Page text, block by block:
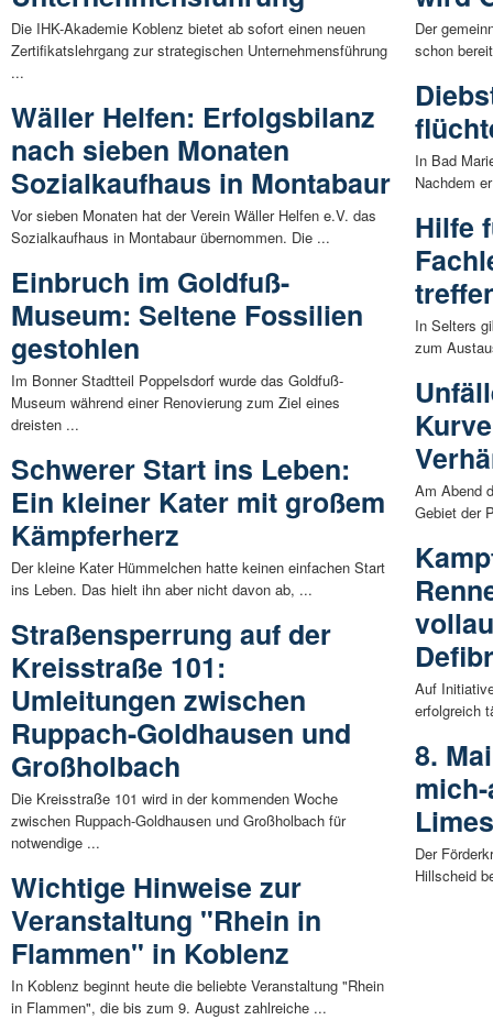
Die IHK-Akademie Koblenz bietet ab sofort einen neuen
Zertifikatslehrgang zur strategischen Unternehmensführung
...
Wäller Helfen: Erfolgsbilanz
nach sieben Monaten
Sozialkaufhaus in Montabaur
Vor sieben Monaten hat der Verein Wäller Helfen e.V. das
Sozialkaufhaus in Montabaur übernommen. Die ...
Einbruch im Goldfuß-
Museum: Seltene Fossilien
gestohlen
Im Bonner Stadtteil Poppelsdorf wurde das Goldfuß-
Museum während einer Renovierung zum Ziel eines
dreisten ...
Schwerer Start ins Leben:
Ein kleiner Kater mit großem
Kämpferherz
Der kleine Kater Hümmelchen hatte keinen einfachen Start
ins Leben. Das hielt ihn aber nicht davon ab, ...
Straßensperrung auf der
Kreisstraße 101:
Umleitungen zwischen
Ruppach-Goldhausen und
Großholbach
Die Kreisstraße 101 wird in der kommenden Woche
zwischen Ruppach-Goldhausen und Großholbach für
notwendige ...
Wichtige Hinweise zur
Veranstaltung "Rhein in
Flammen" in Koblenz
In Koblenz beginnt heute die beliebte Veranstaltung "Rhein
in Flammen", die bis zum 9. August zahlreiche ...
Der
schon
In Bad
Nachdem
Hilfe
In Selters
zum
Am Abend
Gebiet der
Auf
erfolgreich
8.
Der
Hillscheid